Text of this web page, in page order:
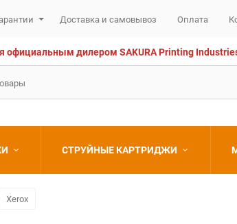
Доставка и самовывоз Оплата
официальным дилером SAKURA Printing
СТРУЙНЫЕ КАРТРИДЖИ
Xerox